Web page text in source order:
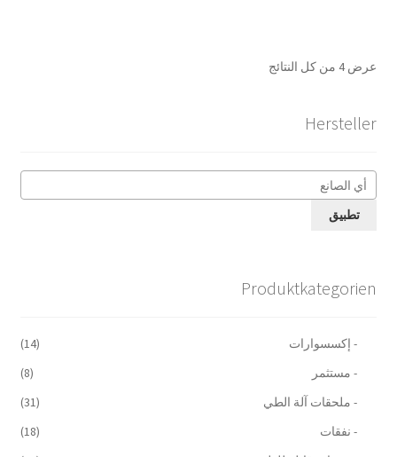
عرض ⁦4⁩ من كل النتائج
Hersteller
تطبيق
Produktkategorien
- إكسسوارات
(14)
- مستثمر
(8)
- ملحقات آلة الطي
(31)
- نفقات
(18)